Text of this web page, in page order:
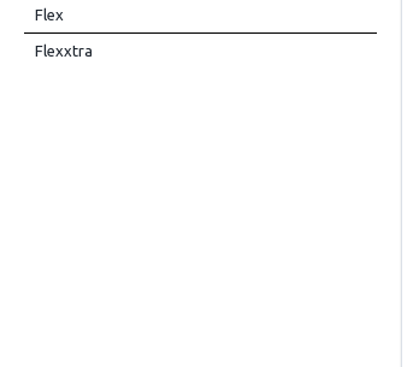
Flex
Flexxtra